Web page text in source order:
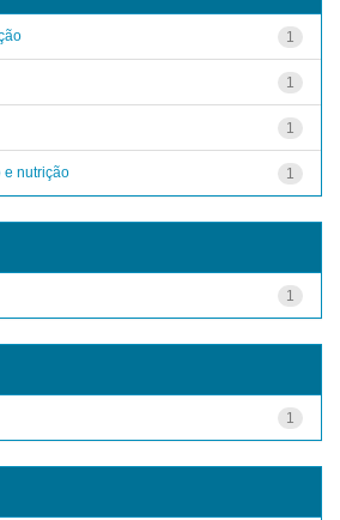
1
1
1
1
e nutrição
1
1